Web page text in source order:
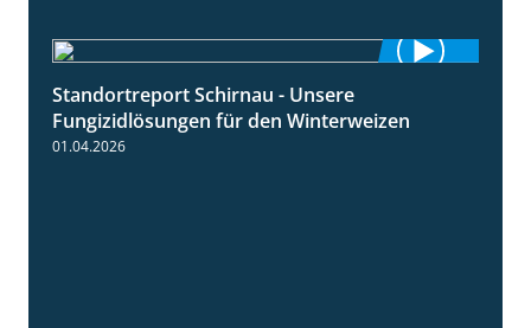
Standortreport Schirnau - Unsere
Fungizidlösungen für den Winterweizen
01.04.2026